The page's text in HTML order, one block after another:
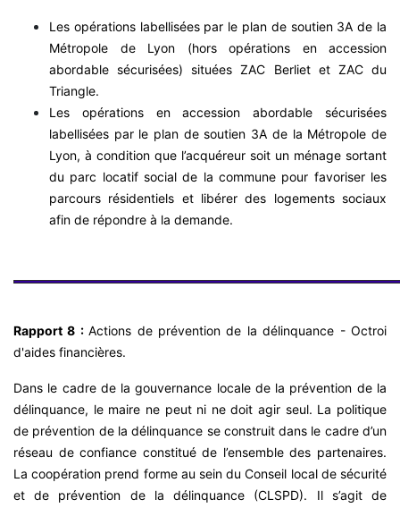
Les opérations labellisées par le plan de soutien 3A de la
Métropole de Lyon (hors opérations en accession
abordable sécurisées) situées ZAC Berliet et ZAC du
Triangle.
Les opérations en accession abordable sécurisées
labellisées par le plan de soutien 3A de la Métropole de
Lyon, à condition que l’acquéreur soit un ménage sortant
du parc locatif social de la commune pour favoriser les
parcours résidentiels et libérer des logements sociaux
afin de répondre à la demande.
Rapport 8 :Actions de prévention de la délinquance - Octroi
d'aides financières.
Dans le cadre de la gouvernance locale de la prévention de la
délinquance, le maire ne peut ni ne doit agir seul. La politique
de prévention de la délinquance se construit dans le cadre d’un
réseau de confiance constitué de l’ensemble des partenaires.
La coopération prend forme au sein du Conseil local de sécurité
et de prévention de la délinquance (CLSPD). Il s’agit de